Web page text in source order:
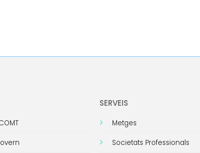
SERVEIS
Metges
Societats Professionals